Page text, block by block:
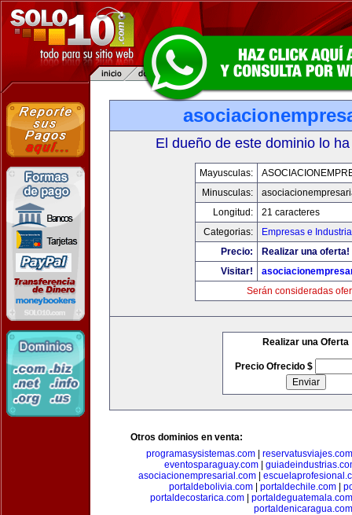
El dueño de este dominio lo
Mayusculas:
Minusculas:
Longitud:
21 caracteres
Categorias:
Empresas e
Precio:
Realizar una oferta!
Visitar!
Serán consideradas
Realizar una Oferta
Precio Ofrecido $
Otros dominios en venta:
programasysistemas.com
reservatusviajes.com
eventosparaguay.com
asociacionempresarial.com|
portaldebolivia.com| portaldechile.com|
portaldecostarica.com
portaldeguatemala.com
portaldenicaragua.com